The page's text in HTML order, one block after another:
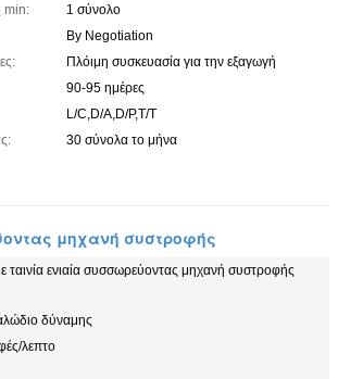
min:
1 σύνολο
By Negotiation
Πλόιμη συσκευασία για την εξαγωγή
90-95 ημέρες
L/C,D/A,D/P,T/T
30 σύνολα το μήνα
μηχανή συστροφής
ταινία ενιαία συσσωρεύοντας μηχανή συστροφής
δύναμης
λεπτο